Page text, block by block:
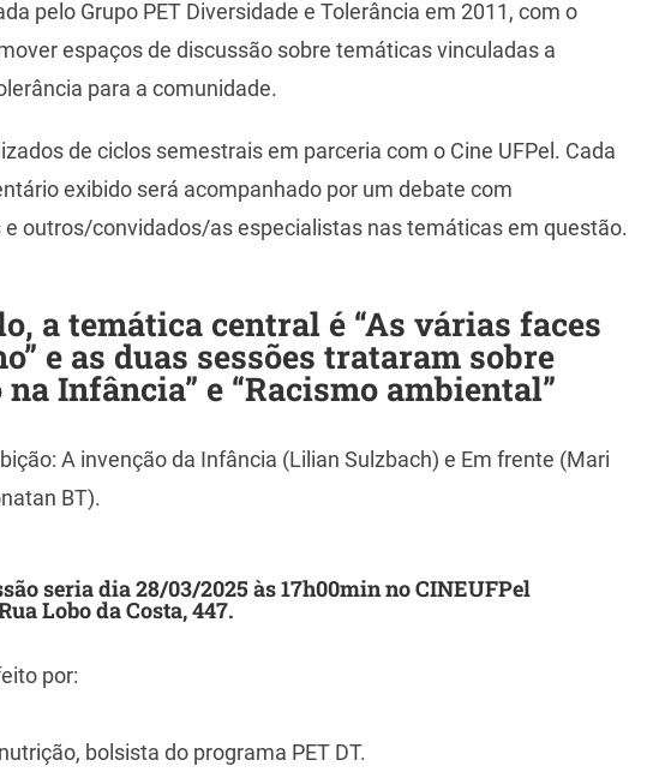
pelo Grupo PET Diversidade e Tolerância em 2011, com o
espaços de discussão sobre temáticas vinculadas a
para a comunidade.
de ciclos semestrais em parceria com o Cine UFPel. Cada
exibido será acompanhado por um debate com
outros/convidados/as especialistas nas temáticas em questão.
a temática central é “As várias faces
e as duas sessões trataram sobre
na Infância” e “Racismo ambiental”
A invenção da Infância (Lilian Sulzbach) e Em frente (Mari
BT).
seria dia 28/03/2025 às 17h00min no CINEUFPel
Lobo da Costa, 447.
por:
bolsista do programa PET DT.